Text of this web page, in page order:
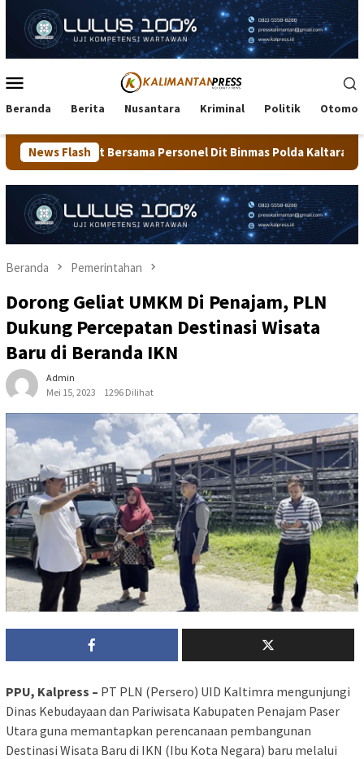
konten
Mobile
Beranda Berita Nusantara Kriminal Politik
News Flash
Personel Dit Binmas Polda Kaltara Salurkan Beras SPHP
Beranda Pemerintahan
Dorong Geliat UMKM Di Penajam, PLN
Dukung Percepatan Destinasi Wisata
Baru di Beranda IKN
Admin
Mei 15, 2023
1296 Dilihat
PPU, Kalpress – PT PLN (Persero) UID Kaltimra mengunjungi
Dinas Kebudayaan dan Pariwisata Kabupaten Penajam Paser
Utara guna memantapkan perencanaan pembangunan
Destinasi Wisata Baru di IKN (Ibu Kota Negara) baru melalui